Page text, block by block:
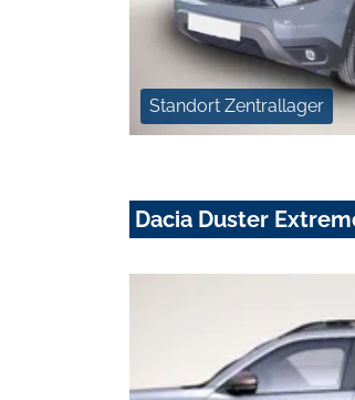
Standort Zentrallager
Dacia Duster